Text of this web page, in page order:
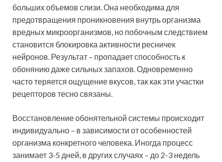
больших объемов слизи. Она необходима для
предотвращения проникновения внутрь организма
вредных микроорганизмов, но побочным следствием
становится блокировка активности ресничек
нейронов. Результат – пропадает способность к
обонянию даже сильных запахов. Одновременно
часто теряется ощущение вкусов, так как эти участки
рецепторов тесно связаны.
Восстановление обонятельной системы происходит
индивидуально – в зависимости от особенностей
организма конкретного человека. Иногда процесс
занимает 3-5 дней, в других случаях – до 2-3 недель